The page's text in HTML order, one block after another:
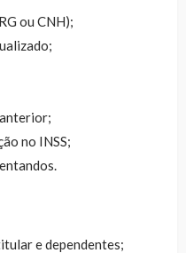
ou CNH);
no INSS;
e dependentes;